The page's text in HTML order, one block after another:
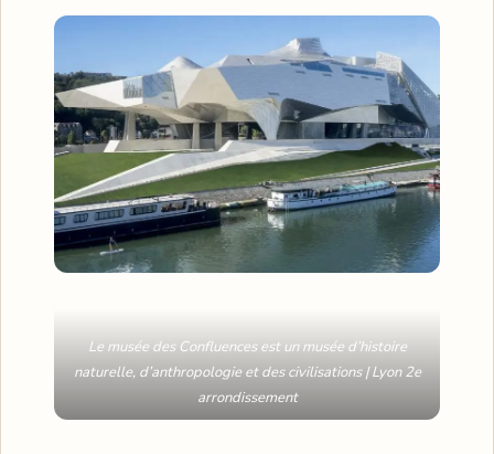
Le musée des Confluences est un musée d’histoire
naturelle, d’anthropologie et des civilisations | Lyon 2e
arrondissement